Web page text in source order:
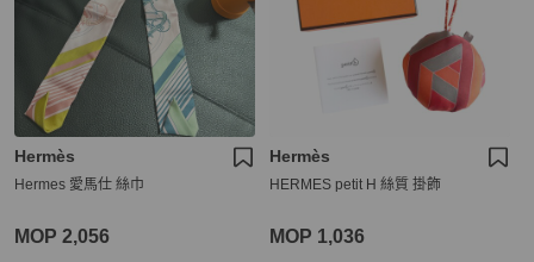
Hermès
Hermes 愛馬仕 絲巾
MOP 2,056
Hermès
HERMES petit H 絲質 掛飾
MOP 1,036